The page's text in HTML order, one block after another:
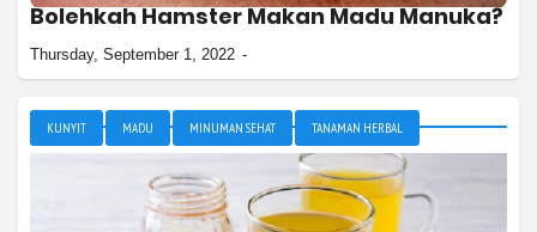
Bolehkah Hamster Makan Madu Manuka?
Thursday, September 1, 2022
KUNYIT MADU MINUMAN SEHAT TANAMAN HERBAL